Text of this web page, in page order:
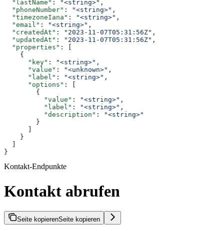
  "lastName"
: "<string>" ,
  "phoneNumber"
: "<string>" ,
  "timezoneIana"
: "<string>" ,
  "email"
: "<string>" ,
  "createdAt"
: "2023-11-07T05:31:56Z" ,
  "updatedAt"
: "2023-11-07T05:31:56Z" ,
  "properties"
: [
    {
      "key"
: "<string>" ,
      "value"
: "<unknown>" ,
      "label"
: "<string>" ,
      "options"
: [
        {
          "value"
: "<string>" ,
          "label"
: "<string>" ,
          "description"
:
"<string>"
        }
    }
}
Kontakt-Endpunkte
Kontakt abrufen
Seite kopierenSeite kopieren